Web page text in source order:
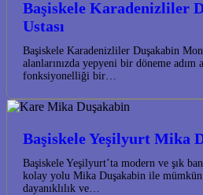
Başiskele Karadenizliler
Ustası
Başiskele Karadenizliler Duşakabin
alanlarınızda yepyeni bir döneme adım
fonksiyonelliği bir…
Başiskele Yeşilyurt Mika
Başiskele Yeşilyurt’ta modern ve şık
kolay yolu Mika Duşakabin ile
dayanıklılık ve…